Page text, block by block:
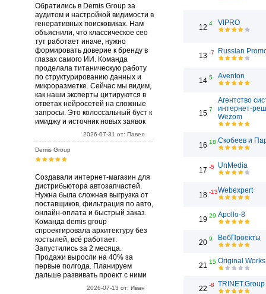
Обратились в Demis Group за
аудитом и настройкой видимости в
генеративных поисковиках. Нам
объяснили, что классическое сео
тут работает иначе, нужно
формировать доверие к бренду в
глазах самого ИИ. Команда
проделала титаническую работу
по структурированию данных и
микроразметке. Сейчас мы видим,
как наши эксперты цитируются в
ответах нейросетей на сложные
запросы. Это колоссальный буст к
имиджу и источник новых заявок
2026-07-31 от: Павел
Demis Group
Создавали интернет-магазин для
дистрибьютора автозапчастей.
Нужна была сложная выгрузка от
поставщиков, фильтрация по авто,
онлайн-оплата и быстрый заказ.
Команда demis group
спроектировала архитектуру без
костылей, всё работает.
Запустились за 2 месяца.
Продажи выросли на 40% за
первые полгода. Планируем
дальше развивать проект с ними
2026-07-13 от: Иван
12 4 VIPRO
13 -7 Russian
14 5 Aventon
15 7
Агентство
интернет-
Wezom
16 18 Скобеев и
17 -5 UnMedia
18 -13Webexpert
19 29 Apollo-8
20 9 ВебПроекты
21 15 Original Works
22 -8 TRINET.Group